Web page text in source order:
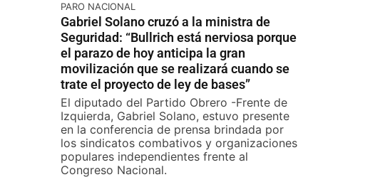
PARO NACIONAL
Gabriel Solano cruzó a la ministra de
Seguridad: “Bullrich está nerviosa porque
el parazo de hoy anticipa la gran
movilización que se realizará cuando se
trate el proyecto de ley de bases”
El diputado del Partido Obrero -Frente de
Izquierda, Gabriel Solano, estuvo presente
en la conferencia de prensa brindada por
los sindicatos combativos y organizaciones
populares independientes frente al
Congreso Nacional.